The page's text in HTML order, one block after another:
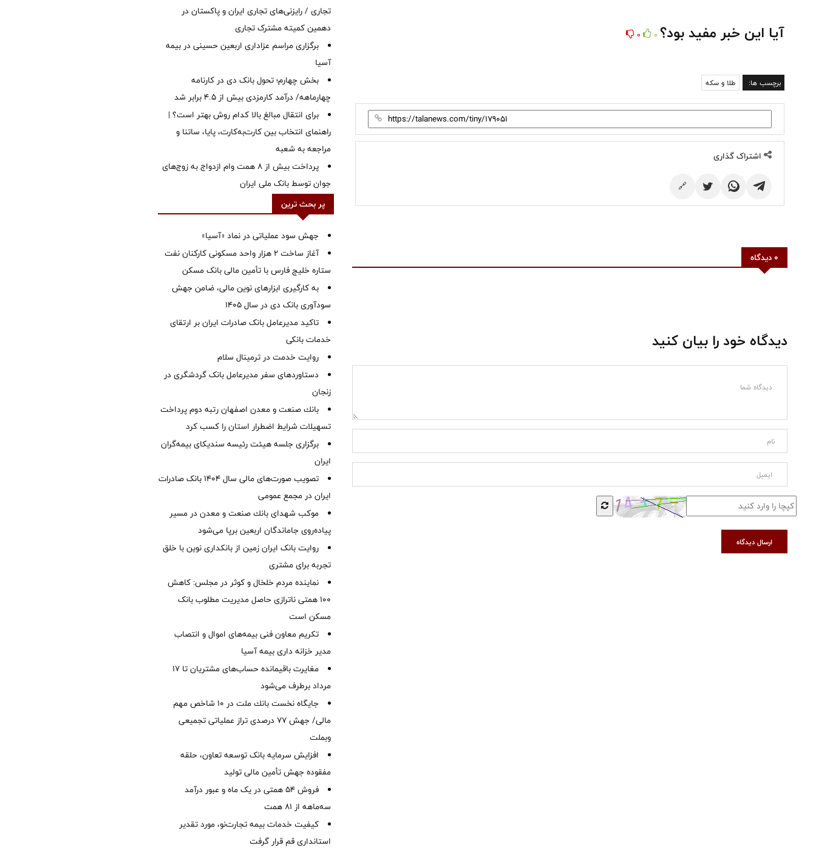
آیا این خبر مفید بود؟ 0
0
برچسب ها: طلا و سکه
اشتراک گذاری
🔗
0 دیدگاه
دیدگاه خود را بیان کنید
ارسال دیدگاه
تجاری / رایزنی‌های تجاری ایران و پاکستان در
دهمین کمیته مشترک تجاری
برگزاری مراسم عزاداری اربعین حسینی در بیمه
آسیا
بخش چهارم؛ تحول بانک دی در کارنامه
چهارماهه/ درآمد کارمزدی بیش از ۴.۵ برابر شد
برای انتقال مبالغ بالا کدام روش بهتر است؟ |
راهنمای انتخاب بین کارت‌به‌کارت، پایا، ساتنا و
مراجعه به شعبه
پرداخت بیش از ۸ همت وام ازدواج به زوج‌های
جوان توسط بانک ملی ایران
پر بحث ترین
جهش سود عملیاتی در نماد «آسیا»
آغاز ساخت ۲ هزار واحد مسکونی کارکنان نفت
ستاره خلیج فارس با تأمین مالی بانک مسکن
به کارگیری ابزارهای نوین مالی، ضامن جهش
سودآوری بانک دی در سال 1405
تاکید مدیرعامل بانک صادرات ایران بر ارتقای
خدمات بانکی
روایت خدمت در ترمینال سلام
دستاوردهای سفر مدیرعامل بانک گردشگری در
زنجان
بانك صنعت و معدن اصفهان رتبه دوم پرداخت
تسهیلات شرایط اضطرار استان را كسب كرد
برگزاری جلسه هیئت رئیسه سندیکای بیمه‌گران
ایران
تصویب صورت‌های مالی سال ۱۴۰۴ بانک صادرات
ایران در مجمع عمومی
موكب شهدای بانك صنعت و معدن در مسیر
پیاده‌روی جاماندگان اربعین برپا می‌شود
روایت بانک ایران زمین از بانکداری نوین با خلق
تجربه برای مشتری
نماینده مردم خلخال و کوثر در مجلس: کاهش
۱۰۰ همتی ناترازی حاصل مدیریت مطلوب بانک
مسکن است
تکریم معاون فنی بیمه‌های اموال و انتصاب
مدیر خزانه داری بیمه آسیا
مغایرت‌ باقیمانده حساب‌های مشتریان تا ۱۷
مرداد برطرف می‌شود
جایگاه نخست بانك ملت در 10 شاخص مهم
مالی/ جهش 77 درصدی تراز عملیاتی تجمیعی
وبملت
افزایش سرمایه بانک توسعه تعاون، حلقه
مفقوده جهش تأمین مالی تولید
فروش 54 همتی در یک ماه و عبور درآمد
سه‌ماهه از 81 همت
کیفیت خدمات بیمه تجارت‌نو، مورد تقدیر
استانداری قم قرار گرفت